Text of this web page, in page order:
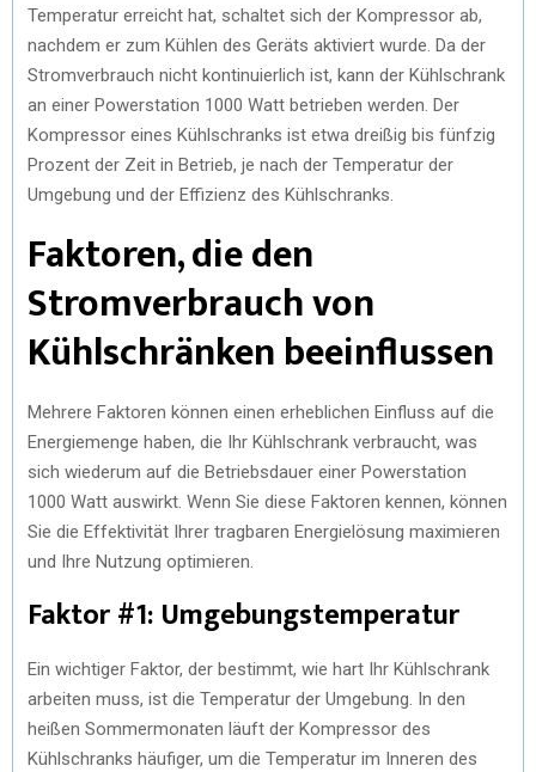
Temperatur erreicht hat, schaltet sich der Kompressor ab,
nachdem er zum Kühlen des Geräts aktiviert wurde. Da der
Stromverbrauch nicht kontinuierlich ist, kann der Kühlschrank
an einer Powerstation 1000 Watt betrieben werden. Der
Kompressor eines Kühlschranks ist etwa dreißig bis fünfzig
Prozent der Zeit in Betrieb, je nach der Temperatur der
Umgebung und der Effizienz des Kühlschranks.
Faktoren, die den
Stromverbrauch von
Kühlschränken beeinflussen
Mehrere Faktoren können einen erheblichen Einfluss auf die
Energiemenge haben, die Ihr Kühlschrank verbraucht, was
sich wiederum auf die Betriebsdauer einer Powerstation
1000 Watt auswirkt. Wenn Sie diese Faktoren kennen, können
Sie die Effektivität Ihrer tragbaren Energielösung maximieren
und Ihre Nutzung optimieren.
Faktor #1: Umgebungstemperatur
Ein wichtiger Faktor, der bestimmt, wie hart Ihr Kühlschrank
arbeiten muss, ist die Temperatur der Umgebung. In den
heißen Sommermonaten läuft der Kompressor des
Kühlschranks häufiger, um die Temperatur im Inneren des